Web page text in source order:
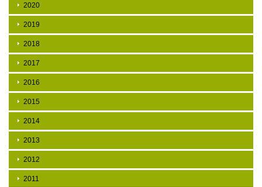
2020
2019
2018
2017
2016
2015
2014
2013
2012
2011